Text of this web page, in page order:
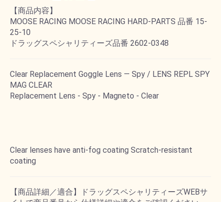
【商品内容】
MOOSE RACING MOOSE RACING HARD-PARTS 品番 15-
25-10
ドラッグスペシャリティーズ品番 2602-0348
Clear Replacement Goggle Lens ― Spy / LENS REPL SPY
MAG CLEAR
Replacement Lens - Spy - Magneto - Clear
Clear lenses have anti-fog coating Scratch-resistant
coating
【商品詳細／適合】ドラッグスペシャリティーズWEBサ